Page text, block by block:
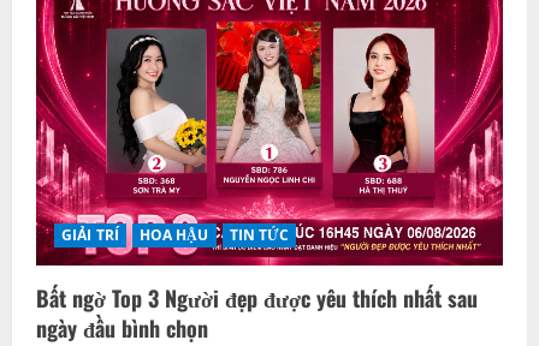
GIẢI TRÍ HOA HẬU TIN TỨC
Bất ngờ Top 3 Người đẹp được yêu thích nhất sau
ngày đầu bình chọn